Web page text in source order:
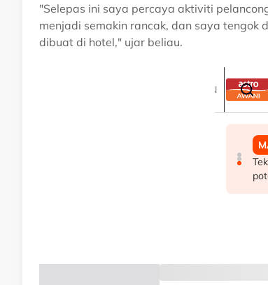
"Selepas ini saya percaya aktiviti
menjadi semakin rancak, dan saya
dibuat di hotel," ujar beliau.